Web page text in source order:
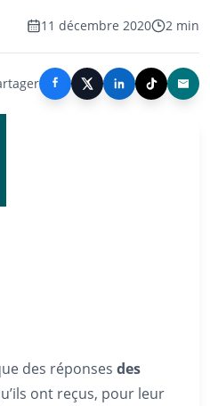
11 décembre 2020 2 min
des réponses des
ont reçus, pour leur